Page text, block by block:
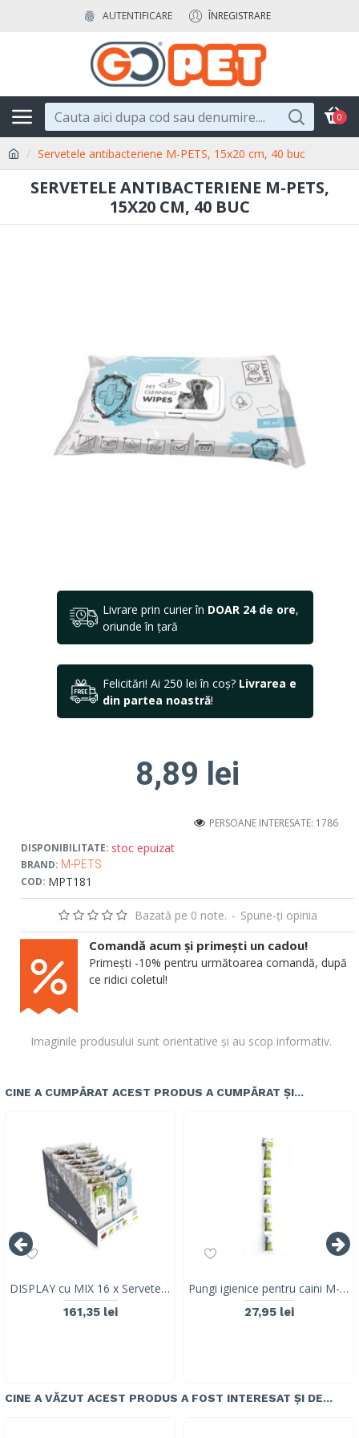
AUTENTIFICARE ÎNREGISTRARE
0
Servetele antibacteriene M-PETS, 15x20 cm, 40 buc
SERVETELE ANTIBACTERIENE M-PETS,
15X20 CM, 40 BUC
Livrare prin curier în DOAR 24 de ore,
oriunde în țară
Felicitări! Ai 250 lei în coș? Livrarea e
din partea noastră!
DISPONIBILITATE: stoc epuizat
BRAND: M-PETS
COD: MPT181
PERSOANE INTERESATE: 1786
Bazată pe 0 note. - Spune-ţi opinia
8,89 lei
Imaginile produsului sunt orientative și au scop informativ.
Comandă acum și primești un cadou!
Primești -10% pentru următoarea comandă, după
ce ridici coletul!
CINE A CUMPĂRAT ACEST PRODUS A CUMPĂRAT ȘI...
DISPLAY cu MIX 16 x Servetele umede antibacteriene pentru animale de companie (15x 20cm)- 40 buc 60101701
161,35 lei
Pungi igienice pentru caini M-PETS SAUSAGE, 6 ROLE
27,95 lei
CINE A VĂZUT ACEST PRODUS A FOST INTERESAT ȘI DE...